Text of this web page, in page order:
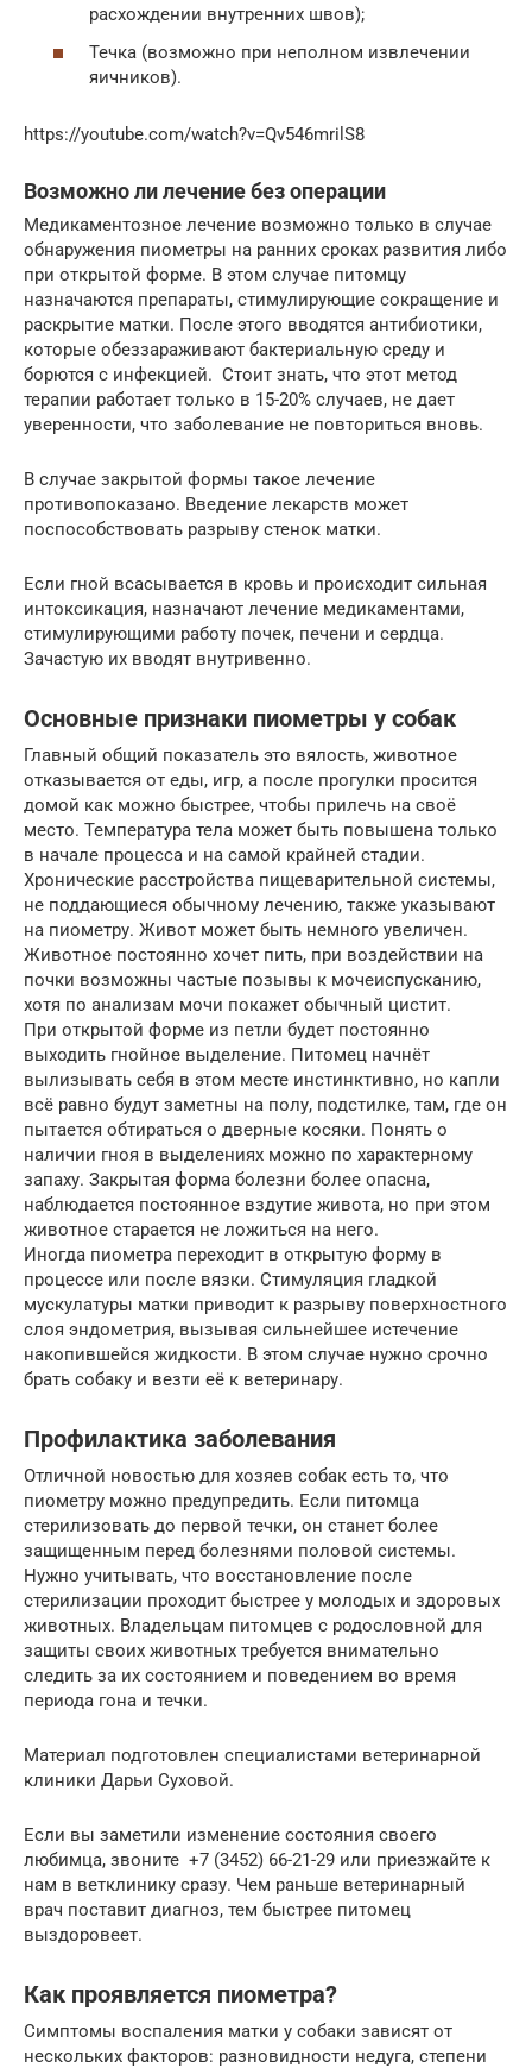
расхождении внутренних швов);
Течка (возможно при неполном извлечении
яичников).
https://youtube.com/watch?v=Qv546mrilS8
Возможно ли лечение без операции
Медикаментозное лечение возможно только в случае
обнаружения пиометры на ранних сроках развития либо
при открытой форме. В этом случае питомцу
назначаются препараты, стимулирующие сокращение и
раскрытие матки. После этого вводятся антибиотики,
которые обеззараживают бактериальную среду и
борются с инфекцией. Стоит знать, что этот метод
терапии работает только в 15-20% случаев, не дает
уверенности, что заболевание не повториться вновь.
В случае закрытой формы такое лечение
противопоказано. Введение лекарств может
поспособствовать разрыву стенок матки.
Если гной всасывается в кровь и происходит сильная
интоксикация, назначают лечение медикаментами,
стимулирующими работу почек, печени и сердца.
Зачастую их вводят внутривенно.
Основные признаки пиометры у собак
Главный общий показатель это вялость, животное
отказывается от еды, игр, а после прогулки просится
домой как можно быстрее, чтобы прилечь на своё
место. Температура тела может быть повышена только
в начале процесса и на самой крайней стадии.
Хронические расстройства пищеварительной системы,
не поддающиеся обычному лечению, также указывают
на пиометру. Живот может быть немного увеличен.
Животное постоянно хочет пить, при воздействии на
почки возможны частые позывы к мочеиспусканию,
хотя по анализам мочи покажет обычный цистит.
При открытой форме из петли будет постоянно
выходить гнойное выделение. Питомец начнёт
вылизывать себя в этом месте инстинктивно, но капли
всё равно будут заметны на полу, подстилке, там, где он
пытается обтираться о дверные косяки. Понять о
наличии гноя в выделениях можно по характерному
запаху. Закрытая форма болезни более опасна,
наблюдается постоянное вздутие живота, но при этом
животное старается не ложиться на него.
Иногда пиометра переходит в открытую форму в
процессе или после вязки. Стимуляция гладкой
мускулатуры матки приводит к разрыву поверхностного
слоя эндометрия, вызывая сильнейшее истечение
накопившейся жидкости. В этом случае нужно срочно
брать собаку и везти её к ветеринару.
Профилактика заболевания
Отличной новостью для хозяев собак есть то, что
пиометру можно предупредить. Если питомца
стерилизовать до первой течки, он станет более
защищенным перед болезнями половой системы.
Нужно учитывать, что восстановление после
стерилизации проходит быстрее у молодых и здоровых
животных. Владельцам питомцев с родословной для
защиты своих животных требуется внимательно
следить за их состоянием и поведением во время
периода гона и течки.
Материал подготовлен специалистами ветеринарной
клиники Дарьи Суховой.
Если вы заметили изменение состояния своего
любимца, звоните +7 (3452) 66-21-29 или приезжайте к
нам в ветклинику сразу. Чем раньше ветеринарный
врач поставит диагноз, тем быстрее питомец
выздоровеет.
Как проявляется пиометра?
Симптомы воспаления матки у собаки зависят от
нескольких факторов: разновидности недуга, степени